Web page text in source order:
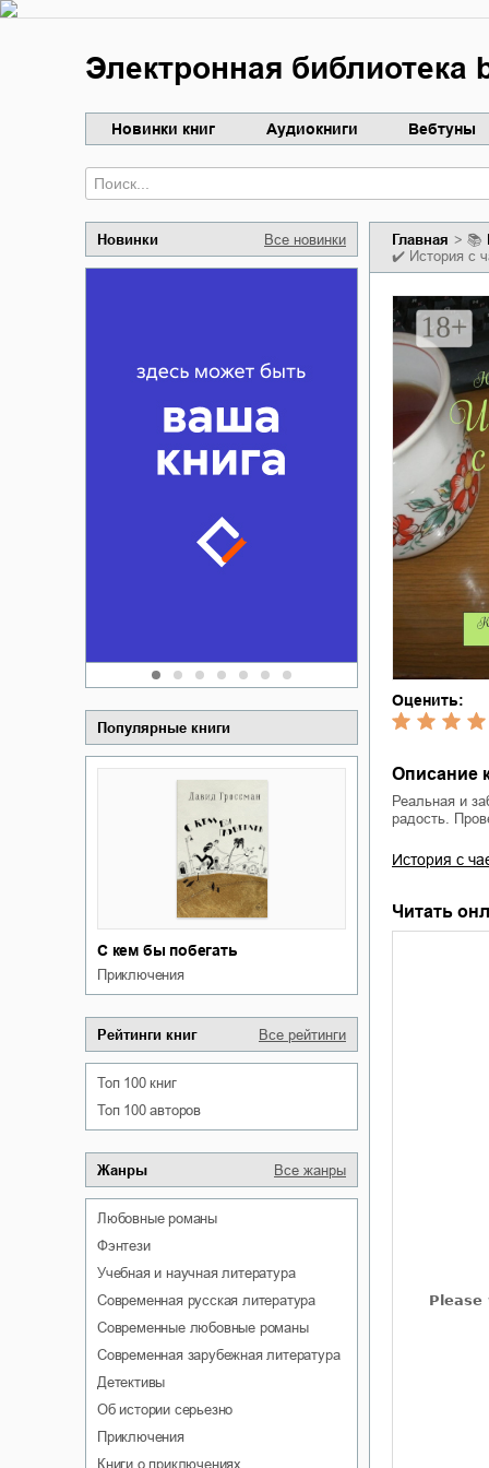
Электронная библиотека
Новинки книг Аудиокниги Вебтуны
Новинки Все новинки
Забытая
о судьбе
Сергей
Популярные книги
С кем бы побегать
приключения
Рейтинги книг Все рейтинги
Топ 100 книг
Топ 100 авторов
Жанры Все жанры
любовные романы
фэнтези
учебная и научная литература
современная русская литература
современные любовные романы
современная зарубежная литература
детективы
об истории серьезно
приключения
книги о приключениях
Главная 📚
✔️ История с
Оценить:
Описание
Реальная и
радость.
История с
Читать